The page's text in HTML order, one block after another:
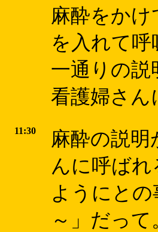
麻酔をか
を入れて
一通りの
看護婦さん
11:30
麻酔の説
んに呼ば
ようにと
～」だっ